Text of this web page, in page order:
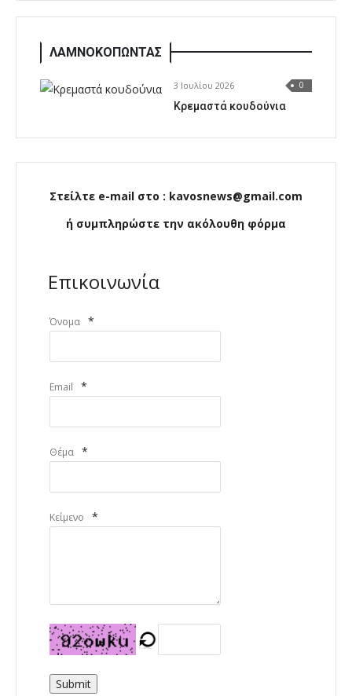
ΛΑΜΝΟΚΟΠΩΝΤΑΣ
3 Ιουλίου 2026 0
Κρεμαστά κουδούνια
Στείλτε e-mail στο : kavosnews@gmail.com
ή συμπληρώστε την ακόλουθη φόρμα
Επικοινωνία
Όνομα *
Email *
Θέμα *
Κείμενο *
Submit